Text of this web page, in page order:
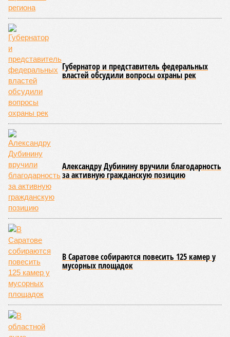
Губернатор и представитель федеральных
властей обсудили вопросы охраны рек
Александру Дубинину вручили благодарность
за активную гражданскую позицию
В Саратове собираются повесить 125 камер у
мусорных площадок